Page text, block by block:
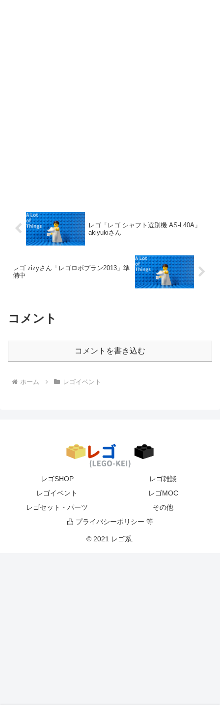
レゴ「レゴ シャフト選別機 AS-L40A」
akiyukiさん
レゴ zizyさん「レゴロボプラン2013」準
備中
コメント
コメントを書き込む
ホーム レゴイベント
レゴSHOP
レゴ雑談
レゴイベント
レゴMOC
レゴセット・パーツ
その他
凸 プライバシーポリシー 等
© 2021 レゴ系.